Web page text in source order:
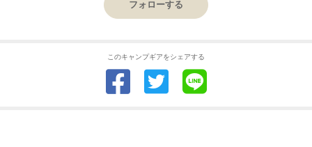
フォローする
このキャンプギアをシェアする